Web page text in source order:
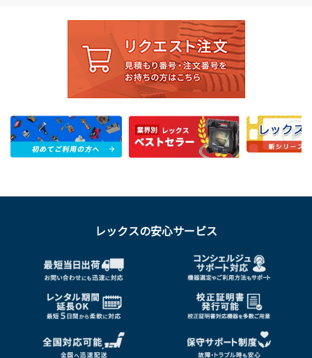
レックスの安心サービス